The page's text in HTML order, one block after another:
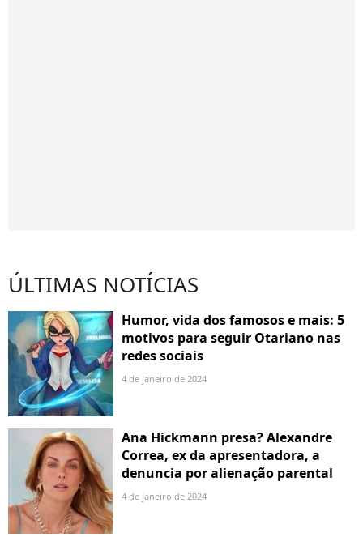
ÚLTIMAS NOTÍCIAS
Humor, vida dos famosos e mais: 5
motivos para seguir Otariano nas
redes sociais
4 de janeiro de 2024
Ana Hickmann presa? Alexandre
Correa, ex da apresentadora, a
denuncia por alienação parental
4 de janeiro de 2024